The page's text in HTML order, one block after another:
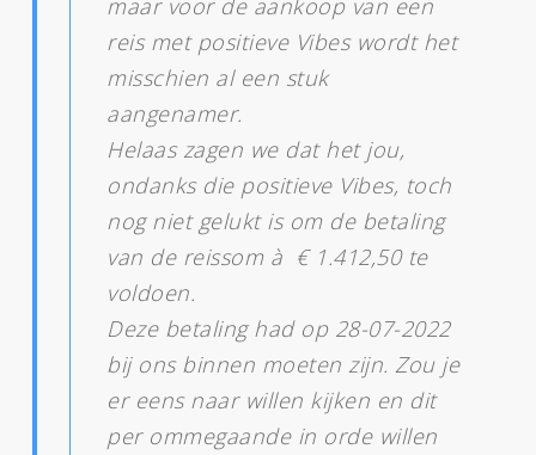
maar voor de aankoop van een
reis met positieve Vibes wordt het
misschien al een stuk
aangenamer.
Helaas zagen we dat het jou,
ondanks die positieve Vibes, toch
nog niet gelukt is om de betaling
van de reissom à € 1.412,50 te
voldoen.
Deze betaling had op 28-07-2022
bij ons binnen moeten zijn. Zou je
er eens naar willen kijken en dit
per ommegaande in orde willen